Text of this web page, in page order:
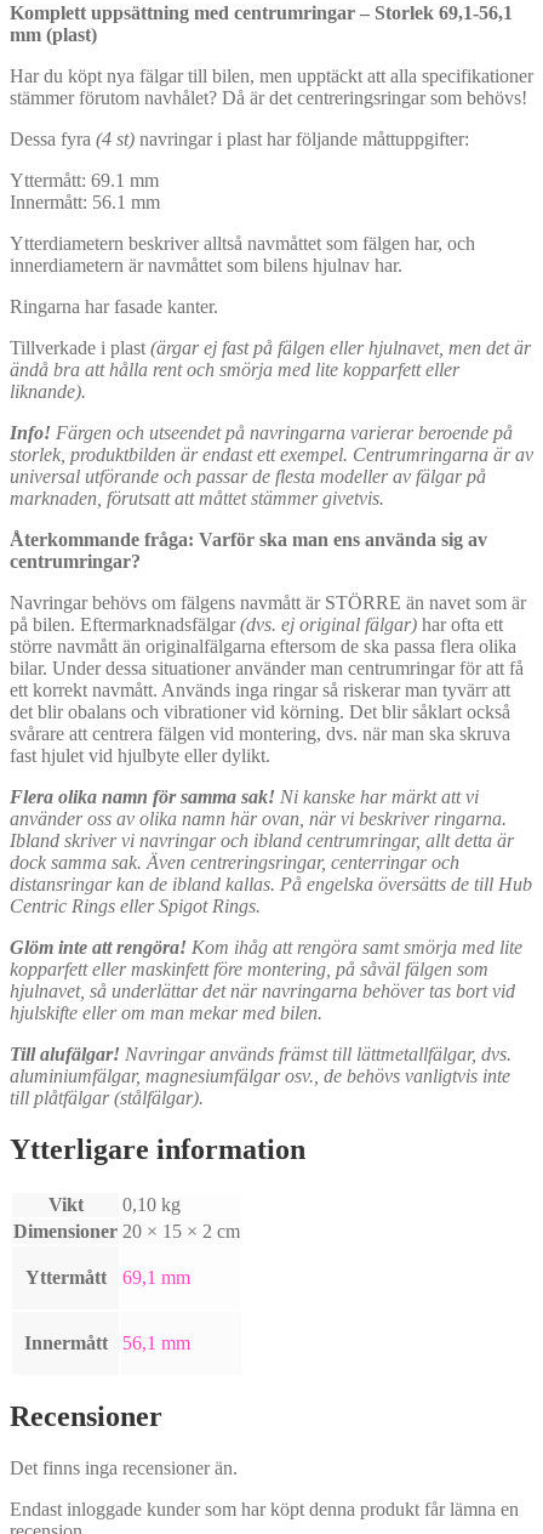
Komplett uppsättning med centrumringar – Storlek 69,1-56,1
mm (plast)
Har du köpt nya fälgar till bilen, men upptäckt att alla specifikationer
stämmer förutom navhålet? Då är det centreringsringar som behövs!
Dessa fyra (4 st) navringar i plast har följande måttuppgifter:
Yttermått: 69.1 mm
Innermått: 56.1 mm
Ytterdiametern beskriver alltså navmåttet som fälgen har, och
innerdiametern är navmåttet som bilens hjulnav har.
Ringarna har fasade kanter.
Tillverkade i plast (ärgar ej fast på fälgen eller hjulnavet, men det är
ändå bra att hålla rent och smörja med lite kopparfett eller
liknande).
Info! Färgen och utseendet på navringarna varierar beroende på
storlek, produktbilden är endast ett exempel. Centrumringarna är av
universal utförande och passar de flesta modeller av fälgar på
marknaden, förutsatt att måttet stämmer givetvis.
Återkommande fråga: Varför ska man ens använda sig av
centrumringar?
Navringar behövs om fälgens navmått är STÖRRE än navet som är
på bilen. Eftermarknadsfälgar(dvs. ej original fälgar) har ofta ett
större navmått än originalfälgarna eftersom de ska passa flera olika
bilar. Under dessa situationer använder man centrumringar för att få
ett korrekt navmått. Används inga ringar så riskerar man tyvärr att
det blir obalans och vibrationer vid körning. Det blir såklart också
svårare att centrera fälgen vid montering, dvs. när man ska skruva
fast hjulet vid hjulbyte eller dylikt.
Flera olika namn för samma sak! Ni kanske har märkt att vi
använder oss av olika namn här ovan, när vi beskriver ringarna.
Ibland skriver vi navringar och ibland centrumringar, allt detta är
dock samma sak. Även centreringsringar, centerringar och
distansringar kan de ibland kallas. På engelska översätts de till Hub
Centric Rings eller Spigot Rings.
Glöm inte att rengöra! Kom ihåg att rengöra samt smörja med lite
kopparfett eller maskinfett före montering, på såväl fälgen som
hjulnavet, så underlättar det när navringarna behöver tas bort vid
hjulskifte eller om man mekar med bilen.
Till alufälgar! Navringar används främst till lättmetallfälgar, dvs.
aluminiumfälgar, magnesiumfälgar osv., de behövs vanligtvis inte
till plåtfälgar (stålfälgar).
Ytterligare information
Vikt
0,10 kg
Dimensioner 20 × 15 × 2 cm
Yttermått 69,1 mm
Innermått 56,1 mm
Recensioner
Det finns inga recensioner än.
Endast inloggade kunder som har köpt denna produkt får lämna en